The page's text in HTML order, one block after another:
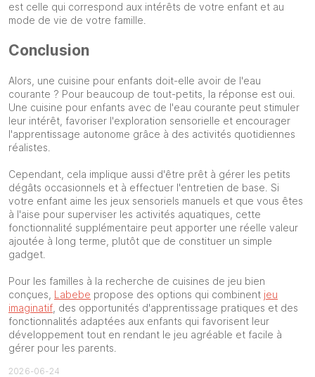
est celle qui correspond aux intérêts de votre enfant et au
mode de vie de votre famille.
Conclusion
Alors, une cuisine pour enfants doit-elle avoir de l'eau
courante ? Pour beaucoup de tout-petits, la réponse est oui.
Une cuisine pour enfants avec de l'eau courante peut stimuler
leur intérêt, favoriser l'exploration sensorielle et encourager
l'apprentissage autonome grâce à des activités quotidiennes
réalistes.
Cependant, cela implique aussi d'être prêt à gérer les petits
dégâts occasionnels et à effectuer l'entretien de base. Si
votre enfant aime les jeux sensoriels manuels et que vous êtes
à l'aise pour superviser les activités aquatiques, cette
fonctionnalité supplémentaire peut apporter une réelle valeur
ajoutée à long terme, plutôt que de constituer un simple
gadget.
Pour les familles à la recherche de cuisines de jeu bien
conçues, Labebe propose des options qui combinent jeu
imaginatif , des opportunités d'apprentissage pratiques et des
fonctionnalités adaptées aux enfants qui favorisent leur
développement tout en rendant le jeu agréable et facile à
gérer pour les parents.
2026-06-24